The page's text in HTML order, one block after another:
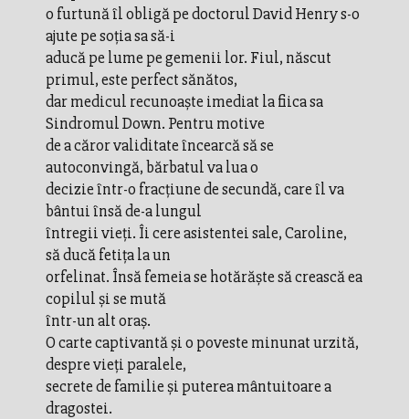
o furtună îl obligă pe doctorul David Henry s-o
ajute pe soţia sa să-i
aducă pe lume pe gemenii lor. Fiul, născut
primul, este perfect sănătos,
dar medicul recunoaşte imediat la fiica sa
Sindromul Down. Pentru motive
de a căror validitate încearcă să se
autoconvingă, bărbatul va lua o
decizie într-o fracţiune de secundă, care îl va
bântui însă de-a lungul
întregii vieţi. Îi cere asistentei sale, Caroline,
să ducă fetiţa la un
orfelinat. Însă femeia se hotărăşte să crească ea
copilul şi se mută
într-un alt oraş.
O carte captivantă şi o poveste minunat urzită,
despre vieţi paralele,
secrete de familie şi puterea mântuitoare a
dragostei.